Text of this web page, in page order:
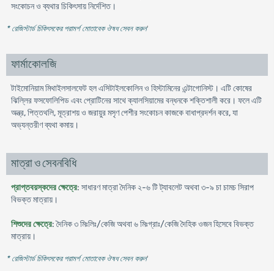
সংকোচন ও ব্যথার চিকিৎসায় নির্দেশিত।
* রেজিস্টার্ড চিকিৎসকের পরামর্শ মোতাবেক ঔষধ সেবন করুন'
ফার্মাকোলজি
টাইমোনিয়াম মিথাইলসালফেট হল এসিটাইলকোলিন ও হিস্টামিনের এন্টাগোনিস্ট। এটি কোষের
ঝিল্লির ফসফোলিপিড এবং প্রোটিনের সাথে ক্যালসিয়ামের বন্ধনকে শক্তিশালী করে। ফলে এটি
অন্ত্র, পিত্তথলি, মূত্রাশয় ও জরায়ুর মসৃণ পেশীর সংকোচন কাজকে বাধাপ্রদর্শন করে, যা
অভ্যন্তরীণ ব্যথা কমায়।
মাত্রা ও সেবনবিধি
প্রাপ্তবয়স্কদের ক্ষেত্রে: সাধারণ মাত্রা দৈনিক ২-৬ টি ট্যাবলেট অথবা ৩-৯ চা চামচ সিরাপ
বিভক্ত মাত্রায়।
শিশুদের ক্ষেত্রে: দৈনিক ৩ মিঃলিঃ/কেজি অথবা ৬ মিঃগ্রাঃ/কেজি দৈহিক ওজন হিসেবে বিভক্ত
মাত্রায়।
* রেজিস্টার্ড চিকিৎসকের পরামর্শ মোতাবেক ঔষধ সেবন করুন'